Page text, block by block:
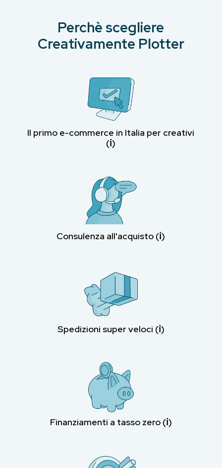
Perchè scegliere
Creativamente Plotter
Il primo e-commerce in Italia per creativi
(ℹ︎)
Consulenza all'acquisto (ℹ︎)
Spedizioni super veloci (ℹ︎)
Finanziamenti a tasso zero (ℹ︎)